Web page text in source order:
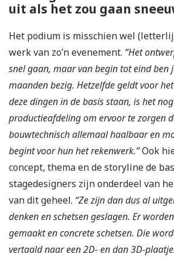
uit als het zou gaan
Het podium is misschien wel
werk van zo’n evenement. “Het
snel gaan, maar van begin tot eind ben
maanden bezig. Hetzelfde geldt voor
deze dingen in de basis staan, is het
productieafdeling om ervoor te zorgen
bouwtechnisch allemaal haalbaar en
begint voor hun het rekenwerk.”Ook
concept, thema en de storyline de
stagedesigners zijn onderdeel van
van dit geheel. “Ze zijn dan dus al
denken en schetsen geslagen. Er
gemaakt en concrete schetsen. Die
vertaald naar een 2D- en dan 3D-